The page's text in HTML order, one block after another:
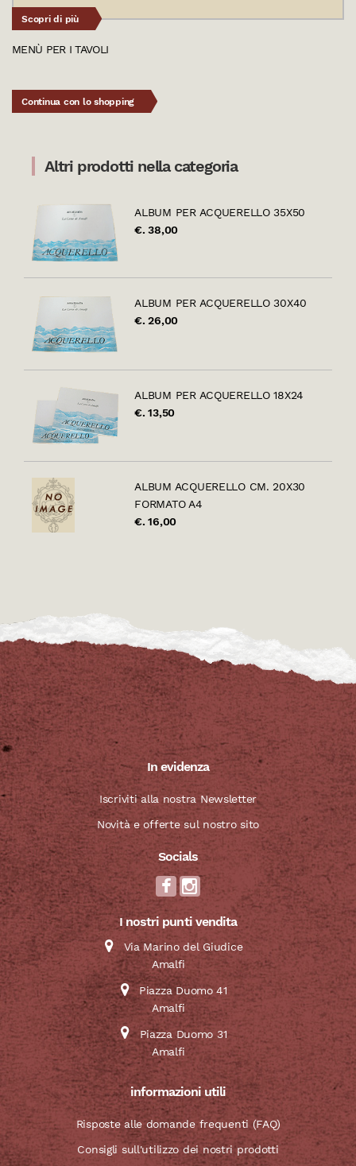
Scopri di più
MENÙ PER I TAVOLI
Continua con lo shopping
Altri prodotti nella categoria
ALBUM PER ACQUERELLO 35X50
€. 38,00
ALBUM PER ACQUERELLO 30X40
€. 26,00
ALBUM PER ACQUERELLO 18X24
€. 13,50
ALBUM ACQUERELLO CM. 20X30
FORMATO A4
€. 16,00
In evidenza
Iscriviti alla nostra Newsletter
Novità e offerte sul nostro sito
Socials
I nostri punti vendita
Via Marino del Giudice
Amalfi
Piazza Duomo 41
Amalfi
Piazza Duomo 31
Amalfi
informazioni utili
Risposte alle domande frequenti (FAQ)
Consigli sull'utilizzo dei nostri prodotti